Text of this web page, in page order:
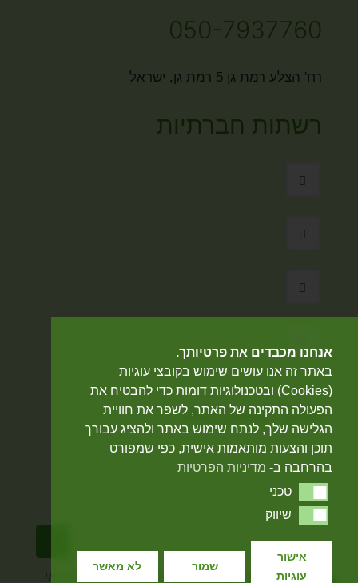
050-7937760
רח' הצלע רמת גן 5 רמת גן, ישראל
רשתות חברתיות
אתר מאובטח
© כל הזכויות שמורות לחגית שחף - 2020 | תנאי
אנחנו מכבדים את פרטיותך.
באתר זה אנו עושים שימוש בקובצי עוגיות
(Cookies) ובטכנולוגיות דומות כדי להבטיח את
הפעולה התקינה של האתר, לשפר את חוויית
הגלישה שלך, לנתח שימוש באתר ולהציג עבורך
תוכן והצעות מותאמות אישית, כפי שמפורט
בהרחבה ב- מדיניות הפרטיות
טכני
שיווק
לא מאשר שמור
אישור
עוגיות